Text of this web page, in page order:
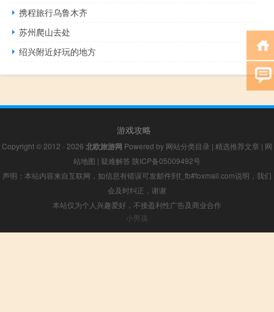
携程旅行乌鲁木齐
苏州爬山去处
绍兴附近好玩的地方
游戏攻略
Copyright © 2012 - 2026 北欧旅游网 Powered by 网站分类目录 | 精选推荐文章 | 网
站地图 | 疑难解答 陕ICP备05009492号
声明：本站内容来自互联网，如信息有错误可发邮件到f_fb#foxmail.com说明，我们
会及时纠正，谢谢
本站仅为个人兴趣爱好，不接盈利性广告及商业合作
小男孩